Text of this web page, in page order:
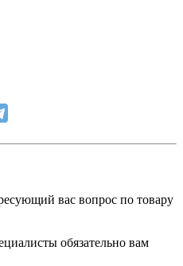
вас вопрос по товару
обязательно вам